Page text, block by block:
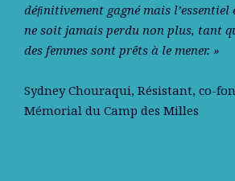
déﬁnitivement gagné mais l’essentiel
ne soit jamais perdu non plus, tant
des femmes sont prêts à le mener. »
Sydney Chouraqui, Résistant, co-
Mémorial du Camp des Milles